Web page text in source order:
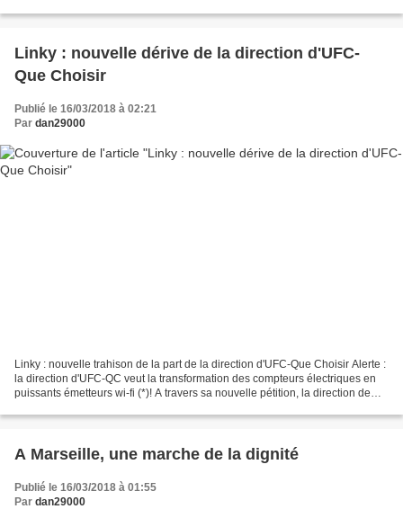
Linky : nouvelle dérive de la direction d'UFC-
Que Choisir
Publié le 16/03/2018 à 02:21
Par dan29000
Linky : nouvelle trahison de la part de la direction d'UFC-Que Choisir Alerte :
la direction d'UFC-QC veut la transformation des compteurs électriques en
puissants émetteurs wi-fi (*)! A travers sa nouvelle pétition, la direction de
A Marseille, une marche de la dignité
Publié le 16/03/2018 à 01:55
Par dan29000